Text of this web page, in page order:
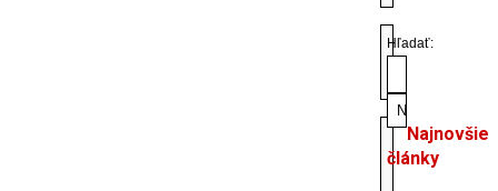
Hľadať:
Najnovšie
články